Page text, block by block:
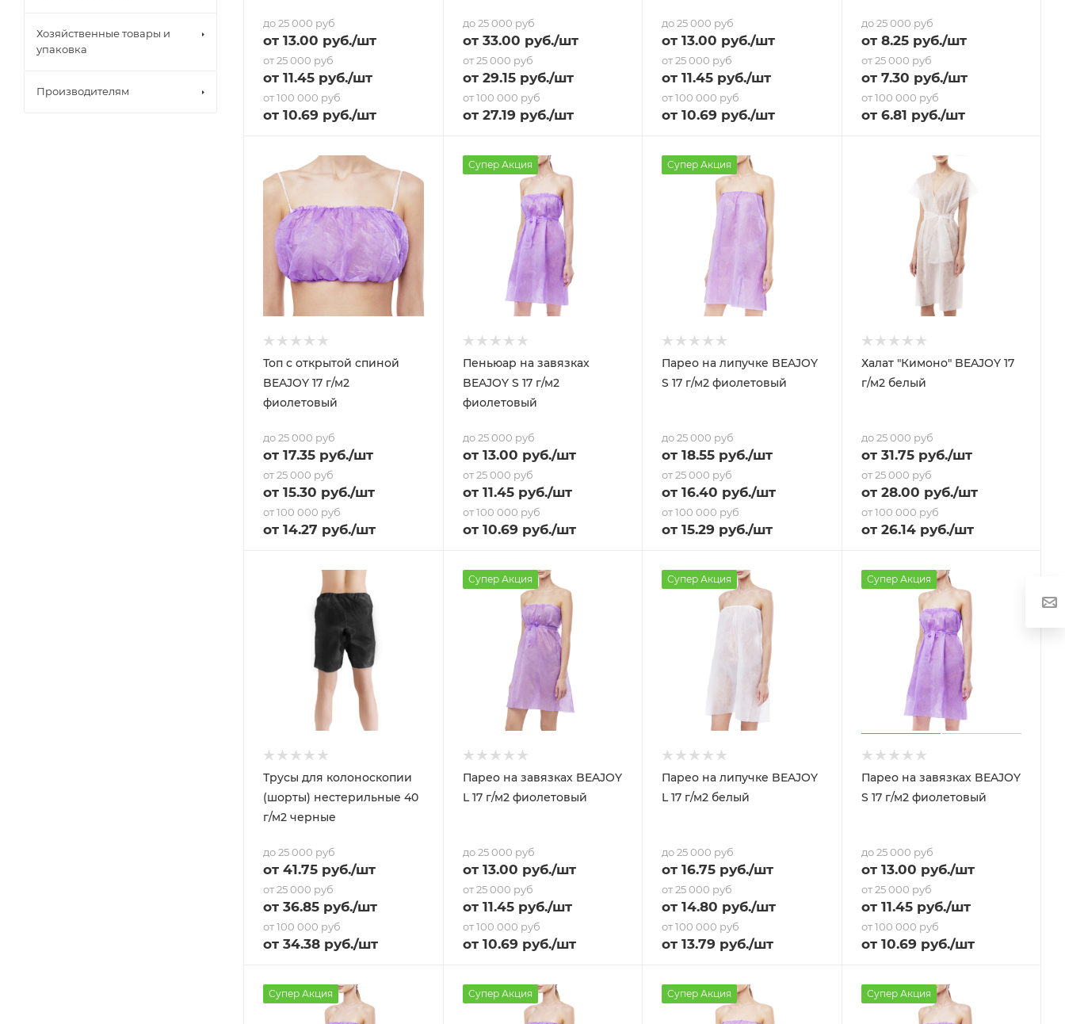
до 25 000 руб
от 13.00 руб./шт
от 25 000 руб
от 11.45 руб./шт
от 100 000 руб
от 10.69 руб./шт
до 25 000 руб
от 33.00 руб./шт
от 25 000 руб
от 29.15руб./шт
от 100 000 руб
от 27.19руб./шт
до 25 000 руб
от 13.00 руб./шт
от 25 000 руб
от 11.45 руб./шт
от 100 000 руб
от 10.69 руб./шт
до 25 000 руб
от 8.25руб./шт
от 25 000 руб
от 7.30 руб./шт
от 100 000 руб
от 6.81 руб./шт
Топ с открытой спиной
BEAJOY 17 г/м2
фиолетовый
до 25 000 руб
от 17.35 руб./шт
от 25 000 руб
от 15.30 руб./шт
от 100 000 руб
от 14.27 руб./шт
Супер Акция
Пеньюар на завязках
BEAJOY S 17 г/м2
фиолетовый
до 25 000 руб
от 13.00 руб./шт
от 25 000 руб
от 11.45руб./шт
от 100 000 руб
от 10.69руб./шт
Супер Акция
Парео на липучке BEAJOY
S 17 г/м2 фиолетовый
до 25 000 руб
от 18.55 руб./шт
от 25 000 руб
от 16.40 руб./шт
от 100 000 руб
от 15.29 руб./шт
Халат "Кимоно" BEAJOY 17
г/м2 белый
до 25 000 руб
от 31.75руб./шт
от 25 000 руб
от 28.00 руб./шт
от 100 000 руб
от 26.14руб./шт
Трусы для колоноскопии
(шорты) нестерильные 40
г/м2 черные
до 25 000 руб
от 41.75 руб./шт
от 25 000 руб
от 36.85 руб./шт
от 100 000 руб
от 34.38 руб./шт
Супер Акция
Парео на завязках BEAJOY
L 17 г/м2 фиолетовый
до 25 000 руб
от 13.00 руб./шт
от 25 000 руб
от 11.45руб./шт
от 100 000 руб
от 10.69руб./шт
Супер Акция
Парео на липучке BEAJOY
L 17 г/м2 белый
до 25 000 руб
от 16.75 руб./шт
от 25 000 руб
от 14.80 руб./шт
от 100 000 руб
от 13.79 руб./шт
Супер Акция
Парео на завязках BEAJOY
S 17 г/м2 фиолетовый
до 25 000 руб
от 13.00 руб./шт
от 25 000 руб
от 11.45руб./шт
от 100 000 руб
от 10.69руб./шт
Супер Акция Супер Акция Супер Акция Супер Акция
Хозяйственные товары и
упаковка
Производителям